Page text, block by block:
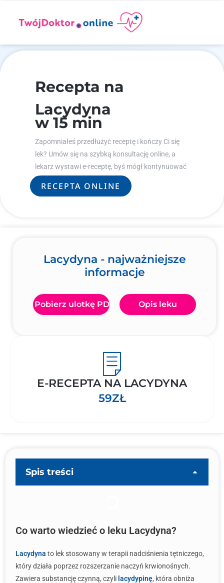
Recepta na
Lacydyna
w 15 min
Zapomniałeś przedłużyć receptę i kończy Ci się
lek? Umów się na szybką konsultację online, a
lekarz wystawi e-receptę, byś mógł kontynuować
leczenie.
RECEPTA ONLINE
Lacydyna - najważniejsze
informacje
Pobierz ulotkę PDF Opis leku
E-RECEPTA NA LACYDYNA
59ZŁ
Spis treści
Co warto wiedzieć o leku Lacydyna?
Lacydyna to lek stosowany w terapii nadciśnienia tętniczego,
który działa poprzez rozszerzanie naczyń krwionośnych.
Zawiera substancję czynną, czyli lacydypinę, która obniża